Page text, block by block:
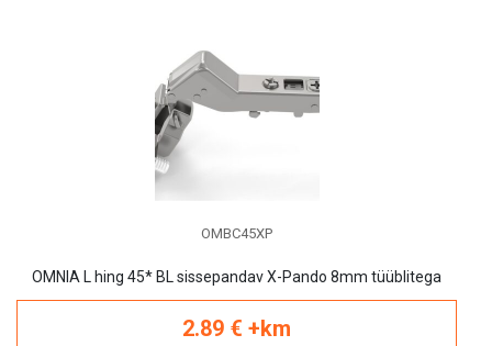
OMBC45XP
OMNIA L hing 45* BL sissepandav X-Pando 8mm tüüblitega
2.89 € +km